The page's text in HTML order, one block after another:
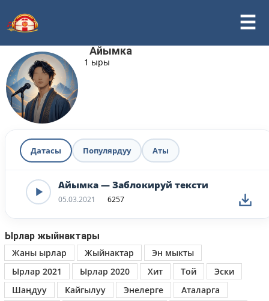
Айымка
1 ыры
Датасы Популярдуу Аты
Айымка — Заблокируй тексти
05.03.2021 6257
Ырлар жыйнактары
Жаны ырлар
Жыйнактар
Эн мыкты
Ырлар 2021
Ырлар 2020 Хит Той
Эски
Шаңдуу
Кайгылуу Энелерге
Аталарга